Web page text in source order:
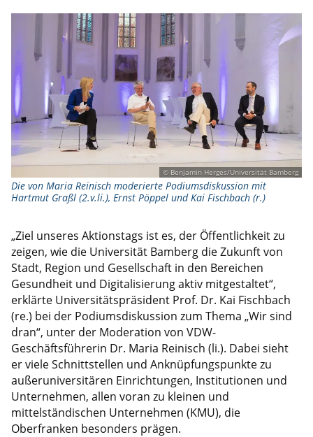
© Benjamin Herges/Universität Bamberg
Die von Maria Reinisch moderierte Podiumsdiskussion mit
Hartmut Graßl (2.v.li.), Ernst Pöppel und Kai Fischbach (r.)
„Ziel unseres Aktionstags ist es, der Öffentlichkeit zu
zeigen, wie die Universität Bamberg die Zukunft von
Stadt, Region und Gesellschaft in den Bereichen
Gesundheit und Digitalisierung aktiv mitgestaltet“,
erklärte Universitätspräsident Prof. Dr. Kai Fischbach
(re.) bei der Podiumsdiskussion zum Thema „Wir sind
dran“, unter der Moderation von VDW-
Geschäftsführerin Dr. Maria Reinisch (li.). Dabei sieht
er viele Schnittstellen und Anknüpfungspunkte zu
außeruniversitären Einrichtungen, Institutionen und
Unternehmen, allen voran zu kleinen und
mittelständischen Unternehmen (KMU), die
Oberfranken besonders prägen.